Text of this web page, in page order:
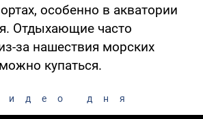
особенно в акватории
Отдыхающие часто
за нашествия морских
купаться.
дня